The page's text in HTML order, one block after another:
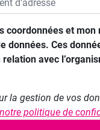
coordonnées et
données. Ces
avec
la gestion de vos
notre politique de